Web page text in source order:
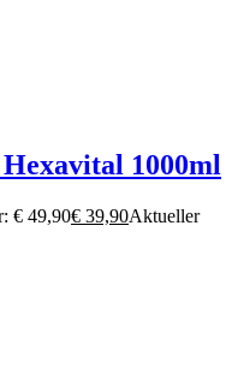
1000ml
€ 49,90€ 39,90Aktueller